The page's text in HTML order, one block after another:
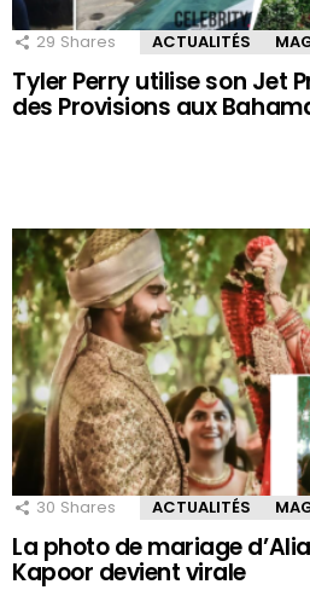
29 Shares ACTUALITÉS
Tyler Perry utilise son Jet
des Provisions aux
30 Shares ACTUALITÉS
La photo de mariage
Kapoor devient virale